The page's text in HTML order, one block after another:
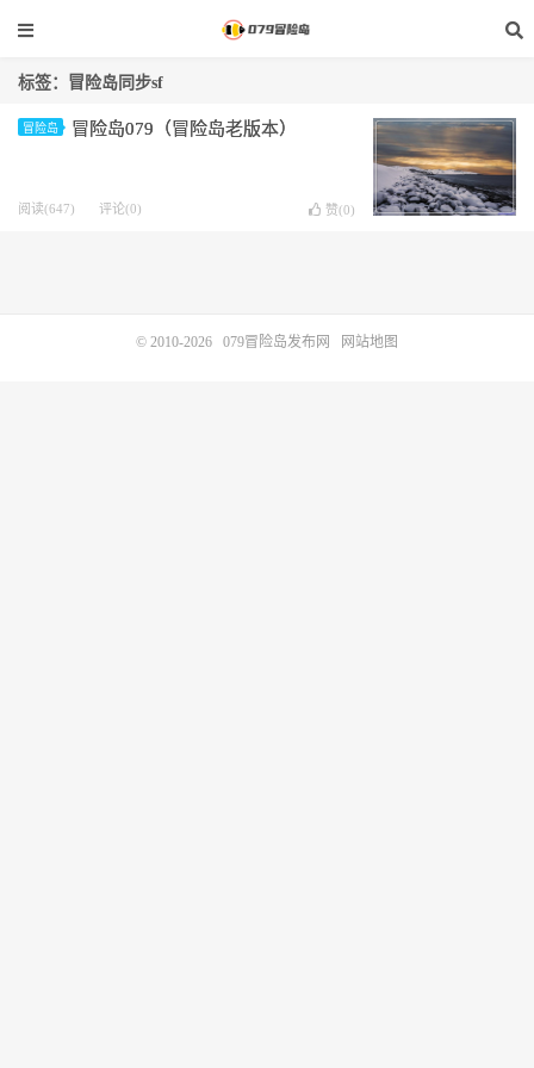
标签：冒险岛同步sf
冒险岛 冒险岛079（冒险岛老版本）
阅读(647) 评论(0) 赞(0)
© 2010-2026 079冒险岛发布网 网站地图